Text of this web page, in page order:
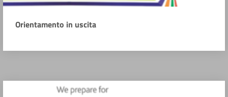
Orientamento in uscita